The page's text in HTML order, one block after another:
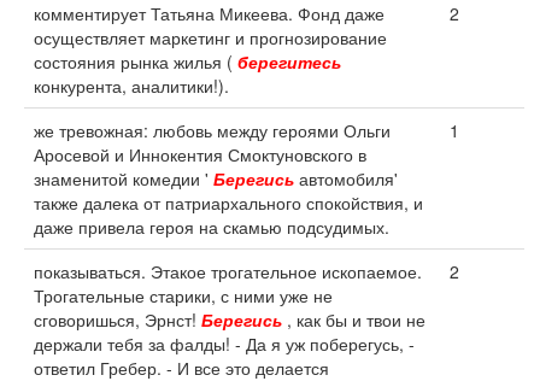
комментирует Татьяна Микеева. Фонд даже
осуществляет маркетинг и прогнозирование
состояния рынка жилья ( берегитесь
конкурента, аналитики!).
2
же тревожная: любовь между героями Ольги
Аросевой и Иннокентия Смоктуновского в
знаменитой комедии ' Берегись автомобиля'
также далека от патриархального спокойствия, и
даже привела героя на скамью подсудимых.
1
показываться. Этакое трогательное ископаемое.
Трогательные старики, с ними уже не
сговоришься, Эрнст! Берегись , как бы и твои не
держали тебя за фалды! - Да я уж поберегусь, -
ответил Гребер. - И все это делается
2